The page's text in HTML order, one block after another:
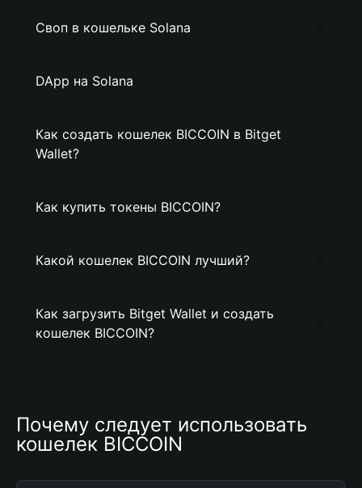
Своп в кошельке Solana
DApp на Solana
Как создать кошелек BICCOIN в Bitget
Wallet?
Как купить токены BICCOIN?
Какой кошелек BICCOIN лучший?
Как загрузить Bitget Wallet и создать
кошелек BICCOIN?
Почему следует использовать
кошелек BICCOIN